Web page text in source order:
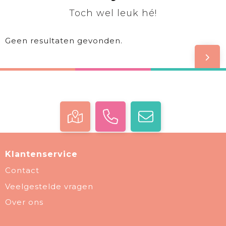
Toch wel leuk hé!
Geen resultaten gevonden.
Klantenservice
Contact
Veelgestelde vragen
Over ons